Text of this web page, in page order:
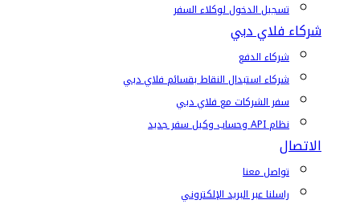
تسجيل الدخول لوكلاء السفر
شركاء فلاي دبي
شركاء الدفع
شركاء استبدال النقاط بقسائم فلاي دبي
سفر الشركات مع فلاي دبي
نظام API وحساب وكيل سفر جديد
الاتصال
تواصل معنا
راسلنا عبر البريد الإلكتروني